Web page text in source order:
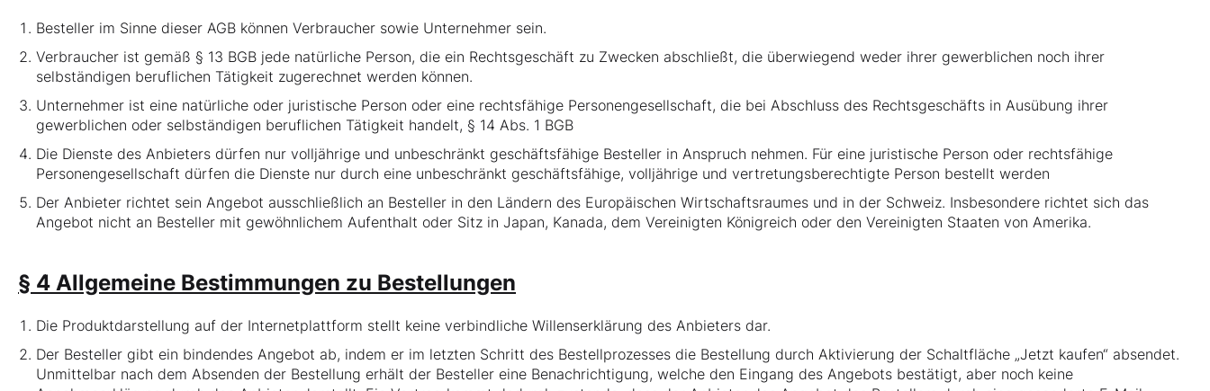
Besteller im Sinne dieser AGB können Verbraucher sowie Unternehmer sein.
Verbraucher ist gemäß § 13 BGB jede natürliche Person, die ein Rechtsgeschäft zu Zwecken abschließt, die überwiegend weder ihrer gewerblichen noch ihrer
selbständigen beruflichen Tätigkeit zugerechnet werden können.
Unternehmer ist eine natürliche oder juristische Person oder eine rechtsfähige Personengesellschaft, die bei Abschluss des Rechtsgeschäfts in Ausübung ihrer
gewerblichen oder selbständigen beruflichen Tätigkeit handelt, § 14 Abs. 1 BGB
Die Dienste des Anbieters dürfen nur volljährige und unbeschränkt geschäftsfähige Besteller in Anspruch nehmen. Für eine juristische Person oder rechtsfähige
Personengesellschaft dürfen die Dienste nur durch eine unbeschränkt geschäftsfähige, volljährige und vertretungsberechtigte Person bestellt werden
Der Anbieter richtet sein Angebot ausschließlich an Besteller in den Ländern des Europäischen Wirtschaftsraumes und in der Schweiz. Insbesondere richtet sich das
Angebot nicht an Besteller mit gewöhnlichem Aufenthalt oder Sitz in Japan, Kanada, dem Vereinigten Königreich oder den Vereinigten Staaten von Amerika.
§ 4 Allgemeine Bestimmungen zu Bestellungen
Die Produktdarstellung auf der Internetplattform stellt keine verbindliche Willenserklärung des Anbieters dar.
Der Besteller gibt ein bindendes Angebot ab, indem er im letzten Schritt des Bestellprozesses die Bestellung durch Aktivierung der Schaltfläche „Jetzt kaufen“ absendet.
Unmittelbar nach dem Absenden der Bestellung erhält der Besteller eine Benachrichtigung, welche den Eingang des Angebots bestätigt, aber noch keine